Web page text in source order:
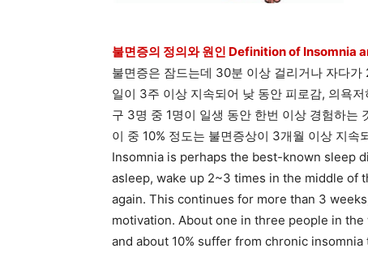
불면증의 정의와 원인 Definition of Insomnia
불면증은 잠드는데 30분 이상 걸리거나 자다
일이 3주 이상 지속되어 낮 동안 피로감, 의욕
구 3명 중 1명이 일생 동안 한번 이상 경험하는
이 중 10% 정도는 불면증상이 3개월 이상 지속
Insomnia is perhaps the best-known sleep
asleep, wake up 2~3 times in the middle of
again. This continues for more than 3
motivation. About one in three people in
and about 10% suffer from chronic